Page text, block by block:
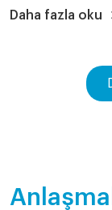
Daha fazla oku